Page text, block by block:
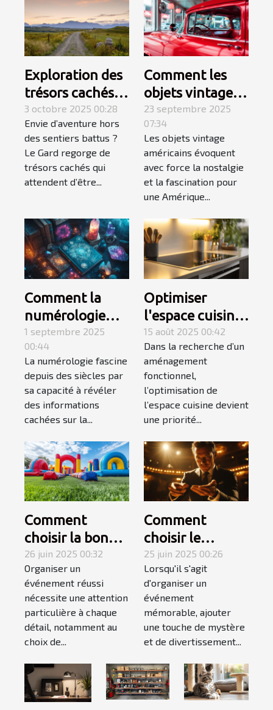
Exploration des
trésors cachés
du Gard :
itinéraires
méconnus ?
3 octobre 2025 00:28
Envie d’aventure hors
des sentiers battus ?
Le Gard regorge de
trésors cachés qui
attendent d’être...
Comment les
objets vintage
américains
capturent-ils
l'essence d'une
époque révolue
?
23 septembre 2025
07:34
Les objets vintage
américains évoquent
avec force la nostalgie
et la fascination pour
une Amérique...
Comment la
numérologie
influence-t-elle
votre chemin de
vie ?
1 septembre 2025
00:44
La numérologie fascine
depuis des siècles par
sa capacité à révéler
des informations
cachées sur la...
Optimiser
l'espace cuisine
avec une plaque
électrique
adaptée
15 août 2025 00:42
Dans la recherche d’un
aménagement
fonctionnel,
l’optimisation de
l’espace cuisine devient
une priorité...
Comment
choisir la bonne
structure
gonflable pour
votre
événement ?
26 juin 2025 00:32
Organiser un
événement réussi
nécessite une attention
particulière à chaque
détail, notamment au
choix de...
Comment
choisir le
meilleur
magicien
mentaliste pour
votre
événement
25 juin 2025 00:26
Lorsqu'il s'agit
d'organiser un
événement
mémorable, ajouter
une touche de mystère
et de divertissement...